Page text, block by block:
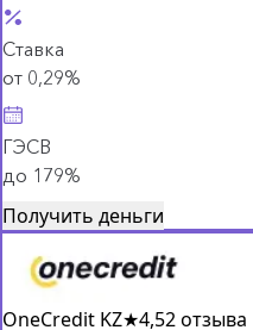
Ставка
от 0,29%
ГЭСВ
до 179%
Получить деньги
OneCredit KZ★4,52 отзыва